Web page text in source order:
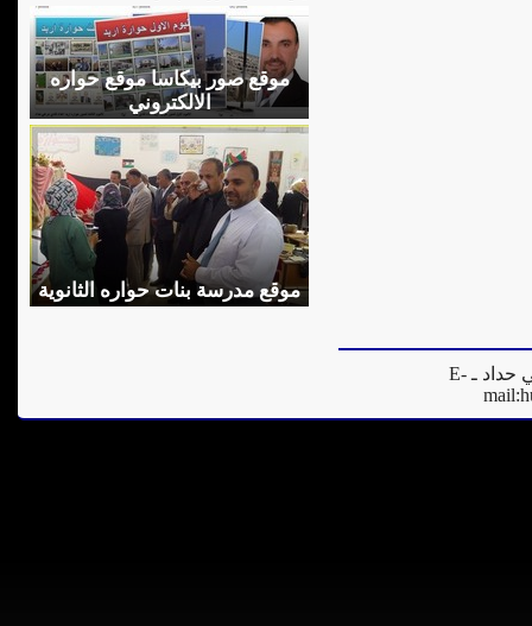
موقع صور بيكاسا موقع حواره
الالكتروني
موقع مدرسة بنات حواره الثانوية
المدير العام للموقع - فادي مرعي حداد ـ E-
mail: